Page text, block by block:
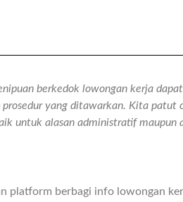
berkedok lowongan kerja
yang ditawarkan. Kita patut
untuk alasan administratif maupun
platform berbagi info lowongan